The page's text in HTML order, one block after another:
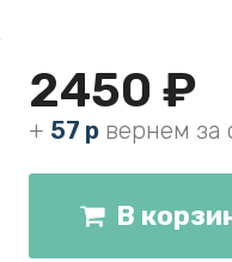
2450 ₽
+ 57 р вернем за
В